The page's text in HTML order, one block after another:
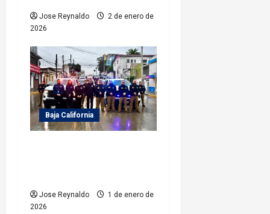
t
r
a
d
a
Jose Reynaldo
2 de enero de
2026
Baja California
Jose Reynaldo
1 de enero de
2026